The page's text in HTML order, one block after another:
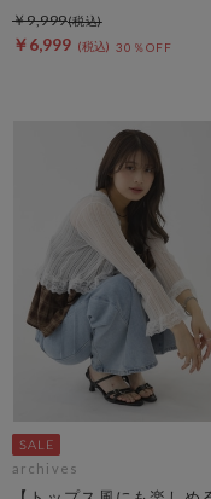
￥6,999 30％OFF
￥9,999
archives